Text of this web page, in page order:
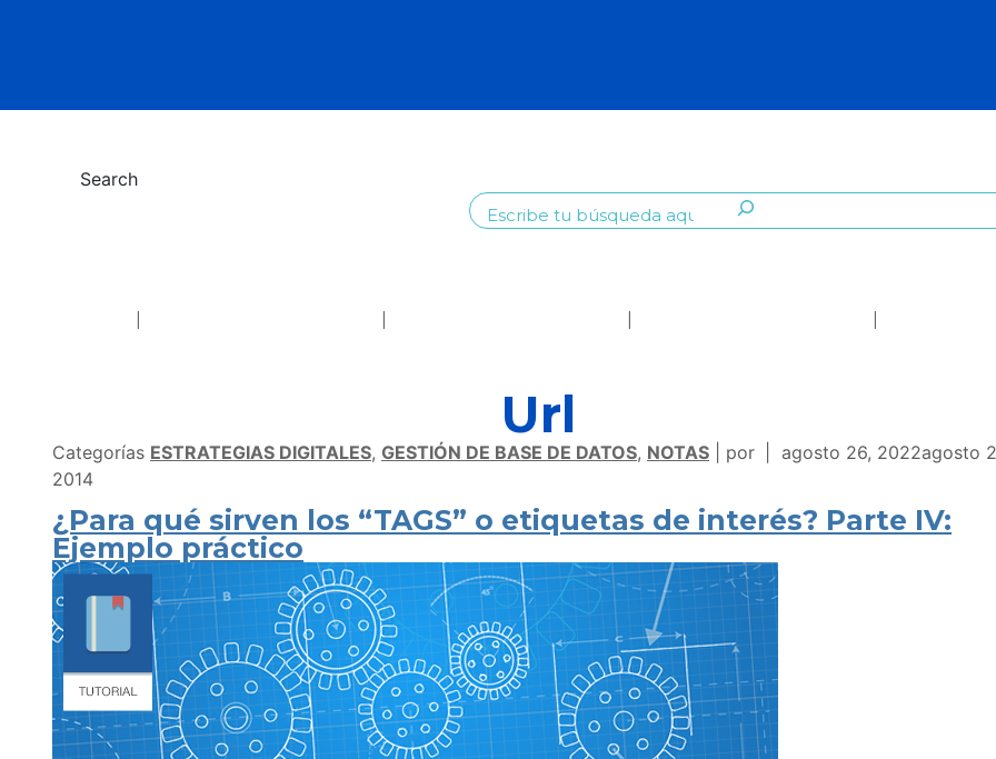
Search
Url
Categorías ESTRATEGIAS DIGITALES, GESTIÓN DE BASE DE DATOS, NOTAS por agosto 26, 2022agosto
2014
¿Para qué sirven los “TAGS” o etiquetas de interés? Parte IV:
Ejemplo práctico